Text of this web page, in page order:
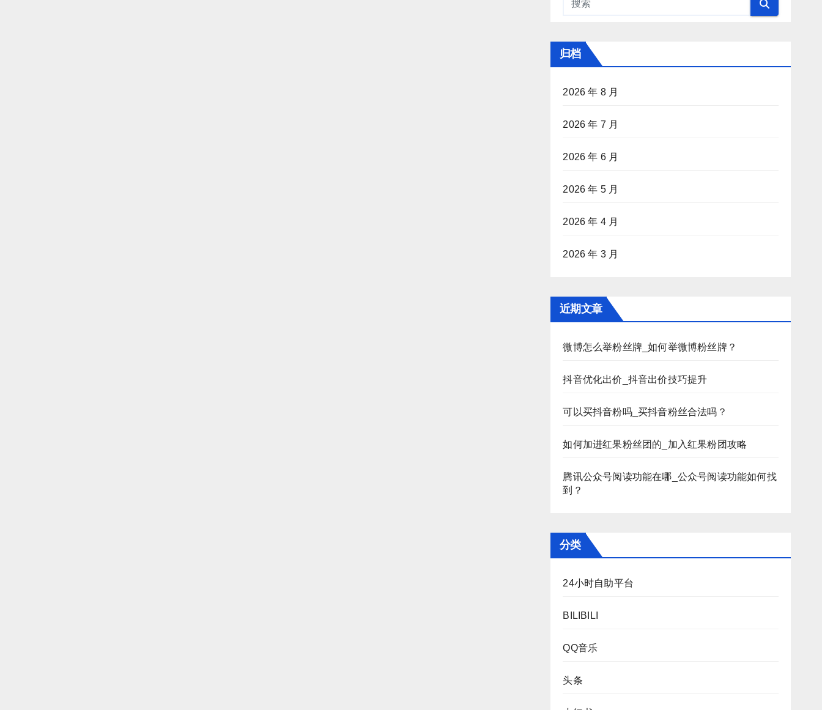
归档
2026 年 8 月
2026 年 7 月
2026 年 6 月
2026 年 5 月
2026 年 4 月
2026 年 3 月
近期文章
微博怎么举粉丝牌_如何举微博粉丝牌？
抖音优化出价_抖音出价技巧提升
可以买抖音粉吗_买抖音粉丝合法吗？
如何加进红果粉丝团的_加入红果粉团攻略
腾讯公众号阅读功能在哪_公众号阅读功能如何找
到？
分类
24小时自助平台
BILIBILI
QQ音乐
头条